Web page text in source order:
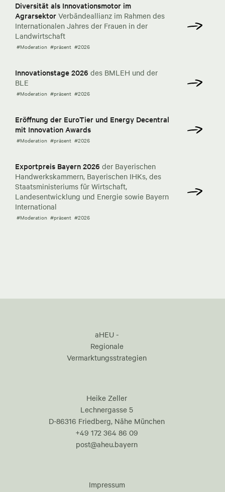
Diversität als Innovationsmotor im
Agrarsektor Verbändeallianz im Rahmen des
Internationalen Jahres der Frauen in der
Landwirtschaft
#Moderation #präsent #2026
Innovationstage 2026 des BMLEH und der
BLE
#Moderation #präsent #2026
Eröffnung der EuroTier und Energy Decentral
mit Innovation Awards
#Moderation #präsent #2026
Exportpreis Bayern 2026 der Bayerischen
Handwerkskammern, Bayerischen IHKs, des
Staatsministeriums für Wirtschaft,
Landesentwicklung und Energie sowie Bayern
International
#Moderation #präsent #2026
aHEU -
Regionale
Vermarktungsstrategien
Heike Zeller
Lechnergasse 5
D-86316 Friedberg, Nähe München
+49 172 364 86 09
post@aheu.bayern
Impressum